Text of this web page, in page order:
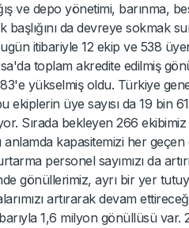
ve depo yönetimi, barınma,
başlığını da devreye sokmak
itibariyle 12 ekip ve 538
toplam akredite edilmiş
yükselmiş oldu. Türkiye
ekiplerin üye sayısı da 19 bin
Sırada bekleyen 266
kapasitemizi her geçen
personel sayımızı da
gönüllerimiz, ayrı bir yer
artırarak devam
1,6 milyon gönüllüsü var.